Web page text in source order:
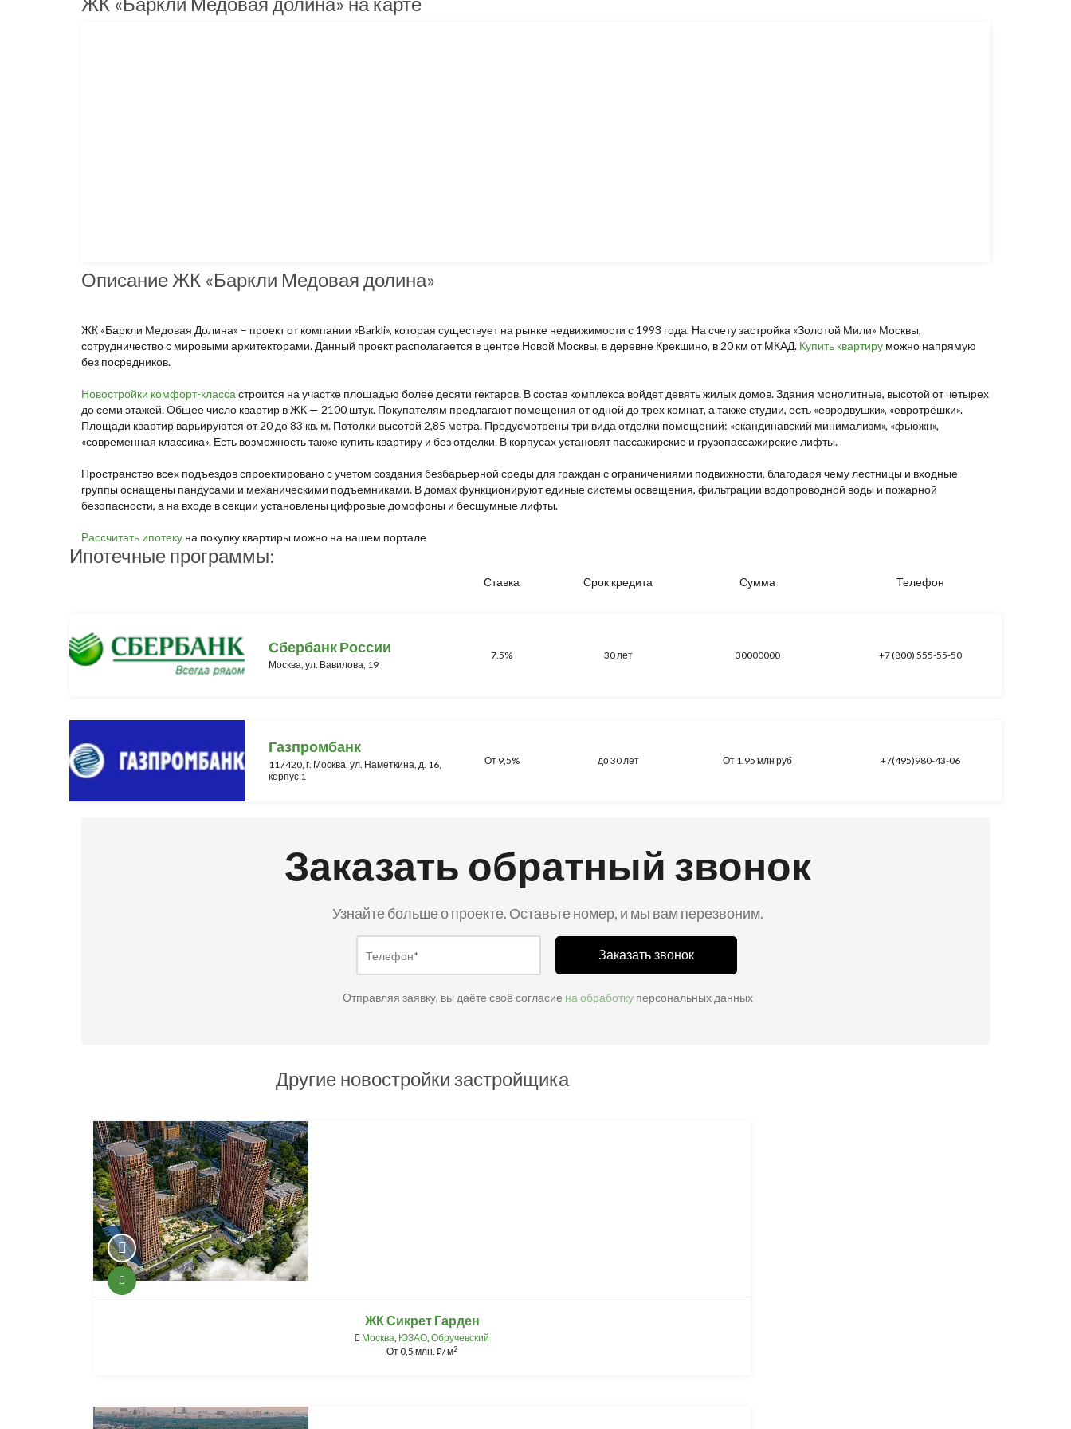
Описание ЖК «Баркли Медовая долина»
ЖК «Баркли Медовая Долина» – проект от компании «Barkli», которая существует на рынке недвижимости с 1993 года. На счету застройка «Золотой Мили» Москвы,
сотрудничество с мировыми архитекторами. Данный проект располагается в центре Новой Москвы, в деревне Крекшино, в 20 км от МКАД. Купить квартиру можно напрямую
без посредников.
Новостройки комфорт-класса строится на участке площадью более десяти гектаров. В состав комплекса войдет девять жилых домов. Здания монолитные, высотой от четырех
до семи этажей. Общее число квартир в ЖК — 2100 штук. Покупателям предлагают помещения от одной до трех комнат, а также студии, есть «евродвушки», «евротрёшки».
Площади квартир варьируются от 20 до 83 кв. м. Потолки высотой 2,85 метра. Предусмотрены три вида отделки помещений: «скандинавский минимализм», «фьюжн»,
«современная классика». Есть возможность также купить квартиру и без отделки. В корпусах установят пассажирские и грузопассажирские лифты.
Пространство всех подъездов спроектировано с учетом создания безбарьерной среды для граждан с ограничениями подвижности, благодаря чему лестницы и входные
группы оснащены пандусами и механическими подъемниками. В домах функционируют единые системы освещения, фильтрации водопроводной воды и пожарной
безопасности, а на входе в секции установлены цифровые домофоны и бесшумные лифты.
Рассчитать ипотеку на покупку квартиры можно на нашем портале
Ипотечные программы:
Ставка Срок кредита Сумма Телефон
Сбербанк России
Москва, ул. Вавилова, 19
7.5% 30 лет 30000000 +7 (800) 555-55-50
Газпромбанк
117420, г. Москва, ул. Наметкина, д. 16,
корпус 1
От 9,5% до 30 лет От 1.95 млн руб +7(495)980-43-06
Заказать обратный звонок
Узнайте больше о проекте. Оставьте номер, и мы вам перезвоним.
Заказать звонок
Отправляя заявку, вы даёте своё согласие на обработкуперсональных данных
Другие новостройки застройщика
ЖК Сикрет Гарден
Москва, ЮЗАО, Обручевский
От0,5 млн. ⃏/ м2